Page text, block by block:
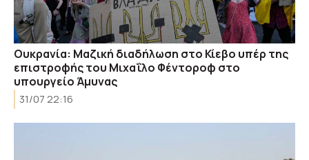
Ουκρανία: Μαζική διαδήλωση στο Κίεβο υπέρ της
επιστροφής του Μιχαΐλο Φέντοροφ στο
υπουργείο Άμυνας
31/07 22:16